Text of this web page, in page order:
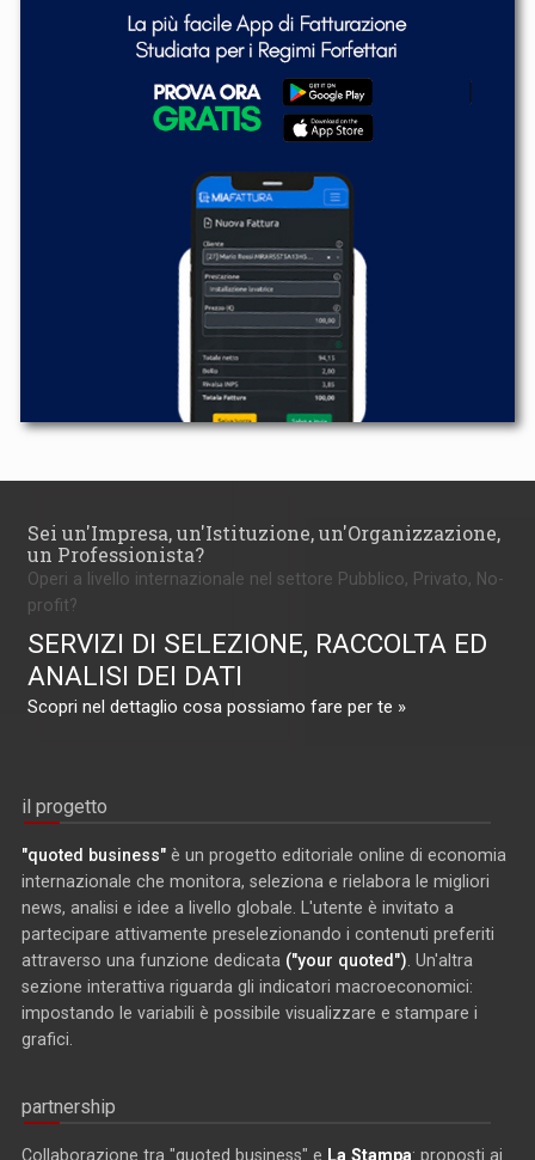
Sei un'Impresa, un'Istituzione, un'Organizzazione,
un Professionista?
Operi a livello internazionale nel settore Pubblico, Privato, No-
profit?
SERVIZI DI SELEZIONE, RACCOLTA ED
ANALISI DEI DATI
Scopri nel dettaglio cosa possiamo fare per te »
il progetto
"quoted business" è un progetto editoriale online di economia
internazionale che monitora, seleziona e rielabora le migliori
news, analisi e idee a livello globale. L'utente è invitato a
partecipare attivamente preselezionando i contenuti preferiti
attraverso una funzione dedicata ("your quoted") . Un'altra
sezione interattiva riguarda gli indicatori macroeconomici:
impostando le variabili è possibile visualizzare e stampare i
grafici.
partnership
Collaborazione tra "quoted business" e La Stampa: proposti ai